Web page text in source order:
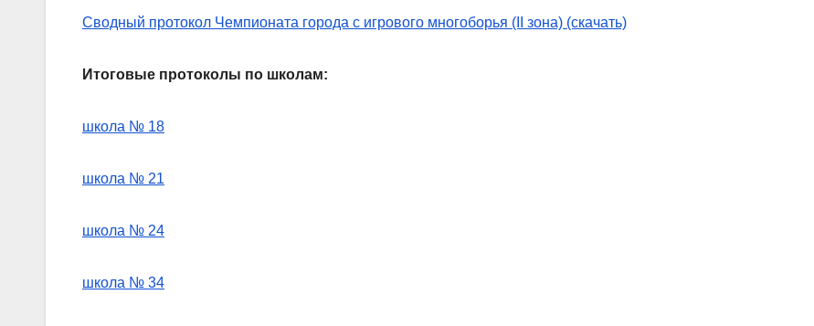
Сводный протокол Чемпионата города с игрового многоборья (II зона) (скачать)
Итоговые протоколы по школам:
школа № 18
школа № 21
школа № 24
школа № 34